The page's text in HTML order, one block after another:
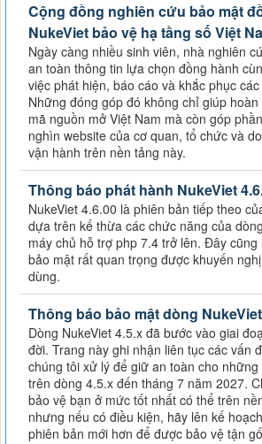
Cộng đồng nghiên cứu bảo mật
NukeViet bảo vệ hạ tầng số Việt
Ngày càng nhiều sinh viên, nhà nghiên
an toàn thông tin lựa chọn đồng hành
việc phát hiện, báo cáo và khắc phục
Những đóng góp đó không chỉ giúp
mã nguồn mở Việt Nam mà còn góp
nghìn website của cơ quan, tổ chức và
vận hành trên nền tảng này.
Thông báo phát hành NukeViet
NukeViet 4.6.00 là phiên bản tiếp theo
dựa trên kế thừa các chức năng của
máy chủ hỗ trợ php 7.4 trở lên. Đây
bảo mật rất quan trọng được khuyến
dùng.
Thông báo bảo mật dòng
Dòng NukeViet 4.5.x đã bước vào giai
đời. Trang này ghi nhận liên tục các vấn
chúng tôi xử lý để giữ an toàn cho
trên dòng 4.5.x đến tháng 7 năm 2027.
bảo vệ bạn ở mức tốt nhất có thể trên
nhưng nếu có điều kiện, hãy lên kế
phiên bản mới hơn để được bảo vệ tận